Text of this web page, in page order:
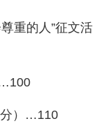
重的人”征文活
分）…110